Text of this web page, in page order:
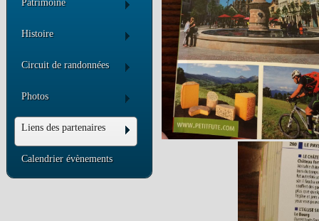
Patrimoine
Histoire
Circuit de randonnées
Photos
Liens des partenaires
Calendrier évènements